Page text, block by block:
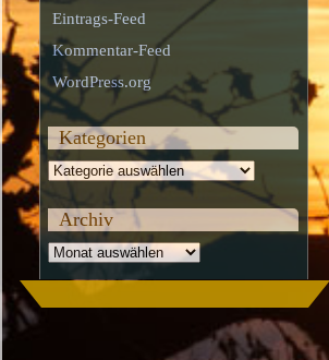
Eintrags-Feed
Kommentar-Feed
WordPress.org
Kategorien
Kategorien
Archiv
Archiv